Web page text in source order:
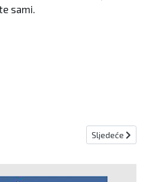
sami.
potres magnitude 3,3 kod Petrinje
Sljedeći
Sljedeće